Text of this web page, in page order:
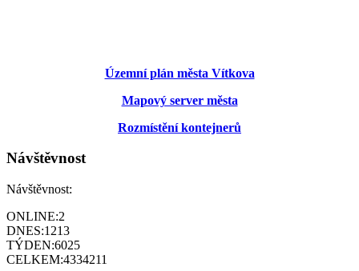
Územní plán města Vítkova
Mapový server města
Rozmístění kontejnerů
Návštěvnost
Návštěvnost:
ONLINE:2
DNES:1213
TÝDEN:6025
CELKEM:4334211